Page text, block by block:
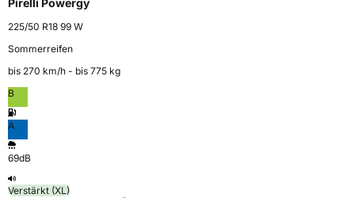
Pirelli Powergy
225/50 R18 99 W
Sommerreifen
bis 270 km⁠/⁠h - bis 775 kg
B
A
69dB
Verstärkt (XL)